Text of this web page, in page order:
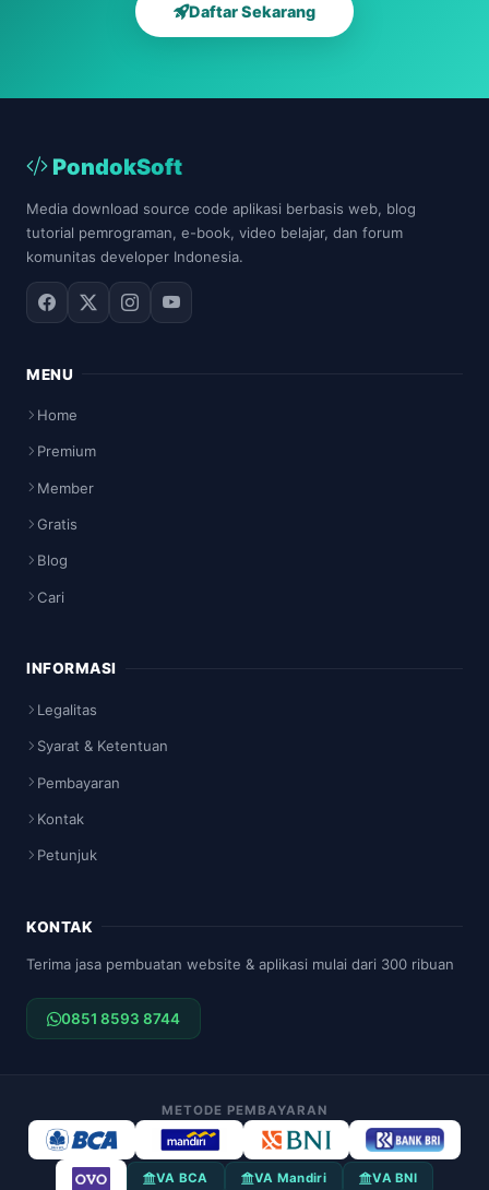
Daftar Sekarang
PondokSoft
Media download source code aplikasi berbasis web, blog
tutorial pemrograman, e-book, video belajar, dan forum
komunitas developer Indonesia.
MENU
Home
Premium
Member
Gratis
Blog
Cari
INFORMASI
Legalitas
Syarat & Ketentuan
Pembayaran
Kontak
Petunjuk
KONTAK
Terima jasa pembuatan website & aplikasi mulai dari 300 ribuan
0851 8593 8744
METODE PEMBAYARAN
VA BCA VA Mandiri VA BNI